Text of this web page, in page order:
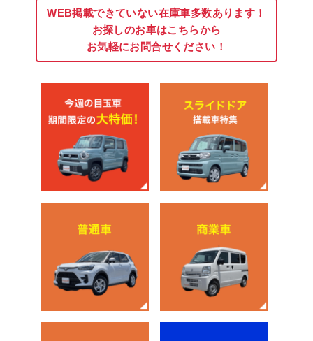
WEB掲載できていない在庫車多数あります！
お探しのお車はこちらから
お気軽にお問合せください！